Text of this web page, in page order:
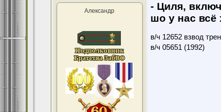
Александр
- Циля,
шо у нас
в/ч 12652 взвод
в/ч 05651 (1992)